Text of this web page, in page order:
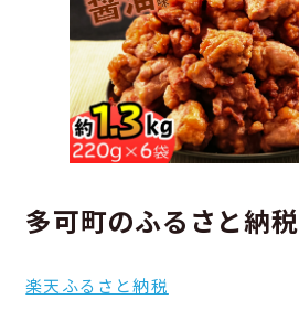
多可町のふるさと納税
楽天ふるさと納税